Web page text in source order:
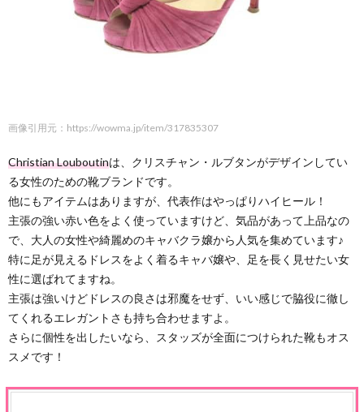
画像引用元：https://wowma.jp/item/317835307
Christian Louboutinは、クリスチャン・ルブタンがデザインしてい
る女性のための靴ブランドです。
他にもアイテムはありますが、代表作はやっぱりハイヒール！
主張の強い赤い色をよく使っていますけど、気品があって上品なの
で、大人の女性や綺麗めのキャバクラ嬢から人気を集めています♪
特に足が見えるドレスをよく着るキャバ嬢や、足を長く見せたい女
性に選ばれてますね。
主張は強いけどドレスの良さは邪魔をせず、いい感じで脇役に徹し
てくれるエレガントさも持ち合わせますよ。
さらに個性を出したいなら、スタッズが全面につけられた靴もオス
スメです！